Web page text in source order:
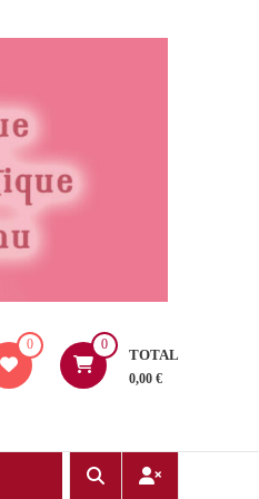
0 0
TOTAL
0,00 €